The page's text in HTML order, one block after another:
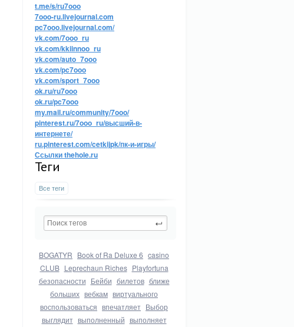
t.me/s/ru7ooo
7ooo-ru.livejournal.com
pc7ooo.livejournal.com/
vk.com/7ooo_ru
vk.com/kkiinnoo_ru
vk.com/auto_7ooo
vk.com/pc7ooo
vk.com/sport_7ooo
ok.ru/ru7ooo
ok.ru/pc7ooo
my.mail.ru/community/7ooo/
pinterest.ru/7ooo_ru/высший-в-
интернете/
ru.pinterest.com/cetkijpk/пк-и-игры/
Ссылки thehole.ru
Теги
Все теги
BOGATYR Book of Ra Deluxe 6 casino
CLUB Leprechaun Riches Playfortuna
безопасности Бейби билетов ближе
больших вебкам виртуального
воспользоваться впечатляет Выбор
выглядит выполненный выполняет